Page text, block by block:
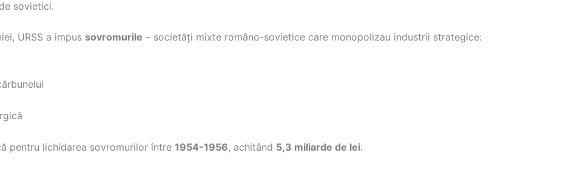
sovietici.
URSS a impus sovromurile – societăți mixte româno-sovietice care monopolizau industrii strategice:
pentru lichidarea sovromurilor între 1954-1956, achitând 5,3 miliarde de lei.